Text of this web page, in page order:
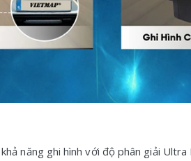
năng ghi hình với độ phân giải